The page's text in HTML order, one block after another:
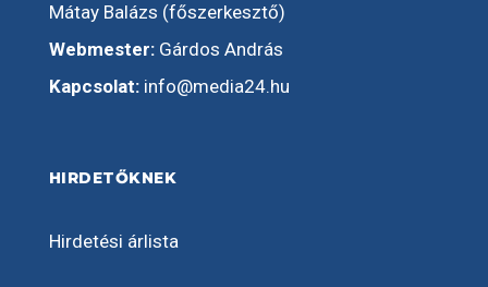
Mátay Balázs (főszerkesztő)
Webmester:Gárdos András
Kapcsolat: info@media24.hu
HIRDETŐKNEK
Hirdetési árlista